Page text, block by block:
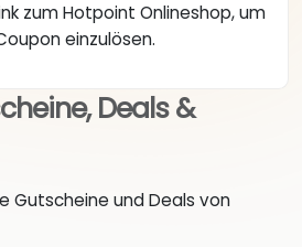
zum Hotpoint Onlineshop, um
einzulösen.
Deals &
Gutscheine und Deals von